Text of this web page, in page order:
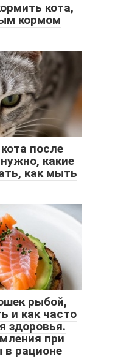
кота,
кормом
после
какие
как мыть
рыбой,
и как часто
здоровья.
при
в рационе